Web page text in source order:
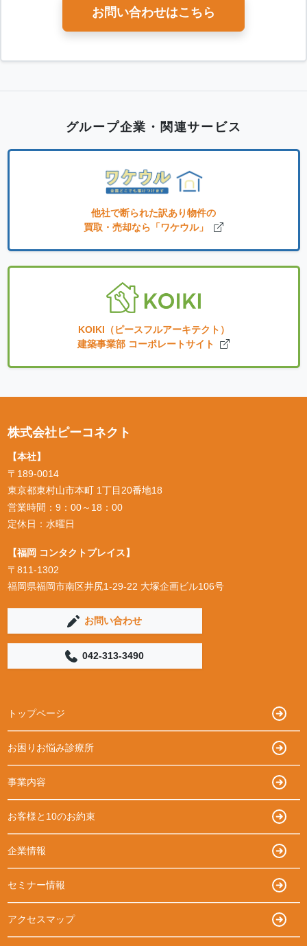
お問い合わせはこちら
グループ企業・関連サービス
他社で断られた訳あり物件の
買取・売却なら「ワケウル」
KOIKI（ピースフルアーキテクト）
建築事業部 コーポレートサイト
株式会社ピーコネクト
【本社】
〒189-0014
東京都東村山市本町 1丁目20番地18
営業時間：9：00～18：00
定休日：水曜日
【福岡 コンタクトプレイス】
〒811-1302
福岡県福岡市南区井尻1-29-22 大塚企画ビル106号
お問い合わせ
042-313-3490
トップページ
お困りお悩み診療所
事業内容
お客様と10のお約束
企業情報
セミナー情報
アクセスマップ